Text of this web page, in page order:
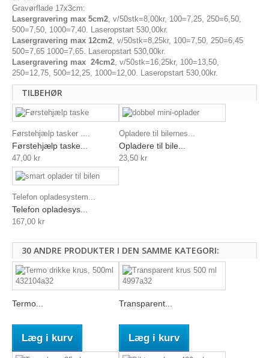
Gravørflade 17x3cm:
Lasergravering max 5cm2 , v/50stk=8,00kr, 100=7,25, 250=6,50,
500=7,50, 1000=7,40. Laseropstart 530,00kr.
Lasergravering max 12cm2 , v/50stk=8,25kr, 100=7,50, 250=6,45
500=7,65 1000=7,65. Laseropstart 530,00kr.
Lasergravering max 24cm2 , v/50stk=16,25kr, 100=13,50,
250=12,75, 500=12,25, 1000=12,00. Laseropstart 530,00kr.
TILBEHØR
Førstehjælp tasker ....
Førstehjælp taske...
47,00 kr
Opladere til bilernes...
Opladere til bile...
23,50 kr
Telefon opladesystem...
Telefon opladesys...
167,00 kr
30 ANDRE PRODUKTER I DEN SAMME KATEGORI:
Termo...
Læg i kurv
Transparent...
Læg i kurv